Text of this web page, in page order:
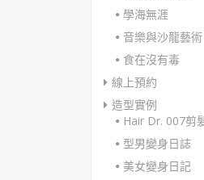
學海無涯
音樂與沙龍藝術
食在沒有毒
線上預約
造型實例
Hair Dr. 007剪
型男變身日誌
美女變身日記